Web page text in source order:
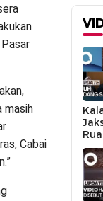
masih
Cabai